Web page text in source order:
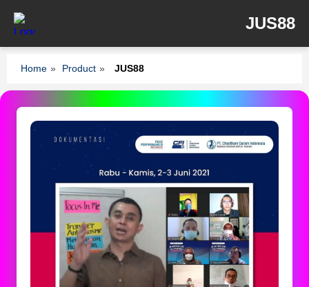
JUS88
Home » Product » JUS88